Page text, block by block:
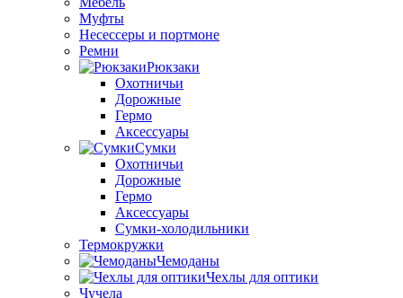
Муфты
Несессеры и портмоне
Ремни
Рюкзаки
Охотничьи
Дорожные
Гермо
Аксессуары
Сумки
Охотничьи
Дорожные
Гермо
Аксессуары
Сумки-холодильники
Термокружки
Чемоданы
Чехлы для оптики
Чучела